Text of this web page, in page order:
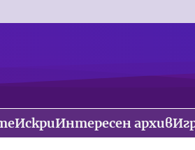
ИскриИнтересен архив